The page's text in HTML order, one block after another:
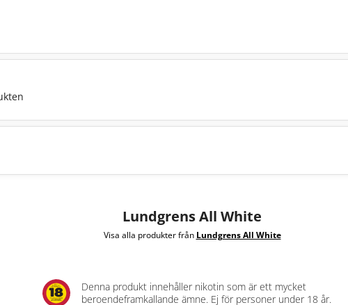
Lundgrens All White
Visa alla produkter från Lundgrens All White
Denna produkt innehåller nikotin som är ett mycket
beroendeframkallande ämne. Ej för personer under 18 år.